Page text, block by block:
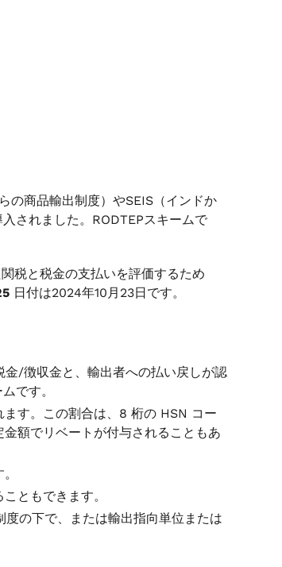
の商品輸出制度）やSEIS（インドか
されました。RODTEPスキームで
税と税金の支払いを評価するため
日付は2024年10月23日です。
/徴収金と、輸出者への払い戻しが認
です。
す。この割合は、8 桁の HSN コー
額でリベートが付与されることもあ
ともできます。
の下で、または輸出指向単位または